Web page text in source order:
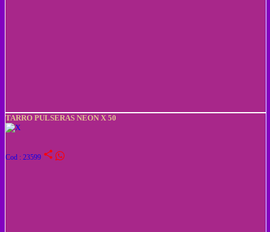
TARRO PULSERAS NEON X 50
Cod : 23599 share